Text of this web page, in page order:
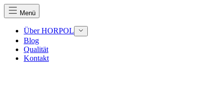
Menü
Über HORPOL
Blog
Qualität
Kontakt